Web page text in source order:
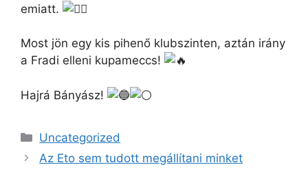
emiatt.
Most jön egy kis pihenő klubszinten, aztán irány
a Fradi elleni kupameccs!
Hajrá Bányász!
Kategória
Uncategorized
Az Eto sem tudott megállítani minket